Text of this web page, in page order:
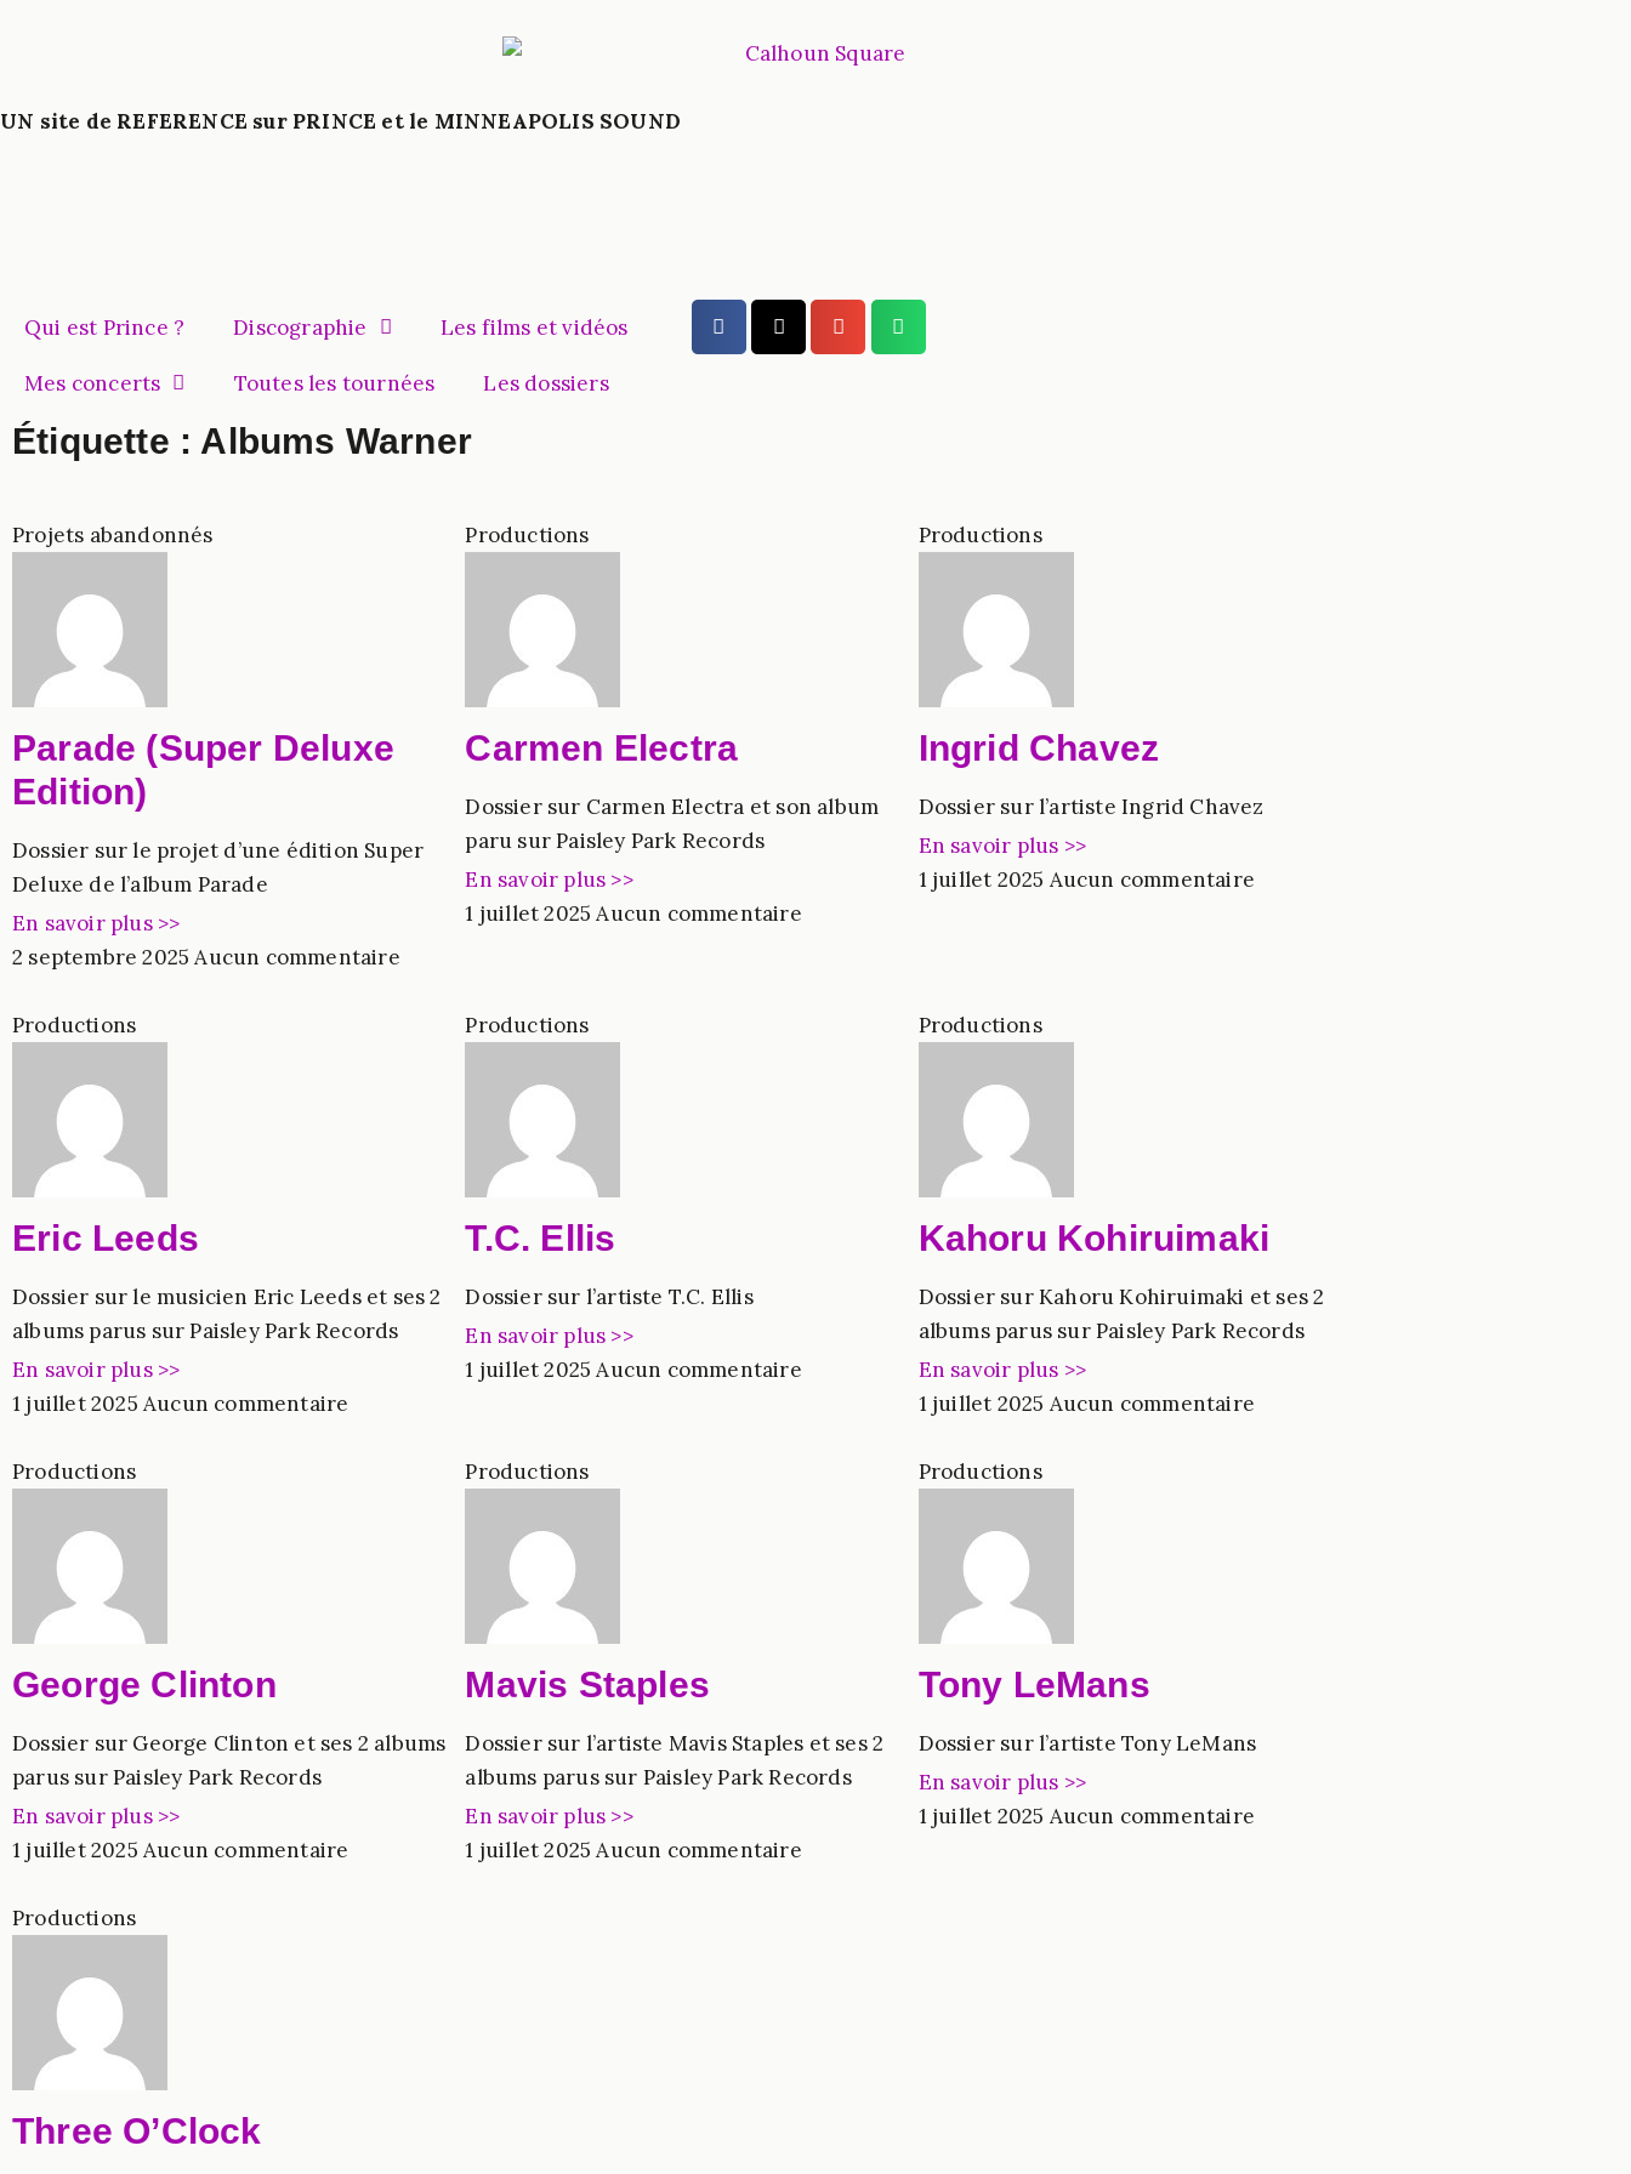
UN site de REFERENCE sur PRINCE et le MINNEAPOLIS SOUND
Qui est Prince ? Discographie Les films et vidéos
Mes concerts Toutes les tournées Les dossiers
Étiquette : Albums Warner
Projets abandonnés
Parade (Super Deluxe
Edition)
Dossier sur le projet d’une édition Super
Deluxe de l’album Parade
En savoir plus >>
2 septembre 2025Aucun commentaire
Productions
Carmen Electra
Dossier sur Carmen Electra et son album
paru sur Paisley Park Records
En savoir plus >>
1 juillet 2025Aucun commentaire
Productions
Ingrid Chavez
Dossier sur l’artiste Ingrid Chavez
En savoir plus >>
1 juillet 2025 Aucun commentaire
Productions
Eric Leeds
Dossier sur le musicien Eric Leeds et ses 2
albums parus sur Paisley Park Records
En savoir plus >>
1 juillet 2025 Aucun commentaire
Productions
T.C. Ellis
Dossier sur l’artiste T.C. Ellis
En savoir plus >>
1 juillet 2025Aucun commentaire
Productions
Kahoru Kohiruimaki
Dossier sur Kahoru Kohiruimaki et ses 2
albums parus sur Paisley Park Records
En savoir plus >>
1 juillet 2025 Aucun commentaire
Productions
George Clinton
Dossier sur George Clinton et ses 2 albums
parus sur Paisley Park Records
En savoir plus >>
1 juillet 2025 Aucun commentaire
Productions
Mavis Staples
Dossier sur l’artiste Mavis Staples et ses 2
albums parus sur Paisley Park Records
En savoir plus >>
1 juillet 2025Aucun commentaire
Productions
Tony LeMans
Dossier sur l’artiste Tony LeMans
En savoir plus >>
1 juillet 2025 Aucun commentaire
Productions
Three O’Clock